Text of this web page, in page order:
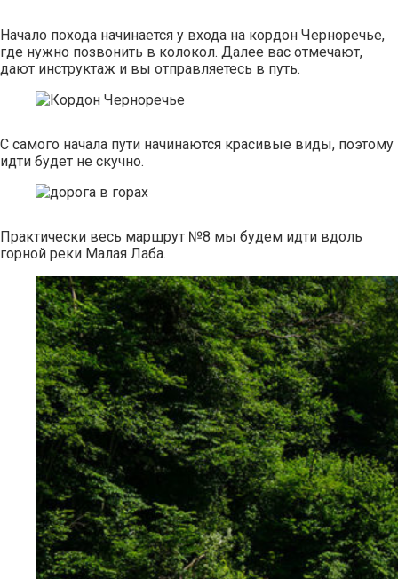
Начало похода начинается у входа на кордон Черноречье,
где нужно позвонить в колокол. Далее вас отмечают,
дают инструктаж и вы отправляетесь в путь.
С самого начала пути начинаются красивые виды, поэтому
идти будет не скучно.
Практически весь маршрут №8 мы будем идти вдоль
горной реки Малая Лаба.